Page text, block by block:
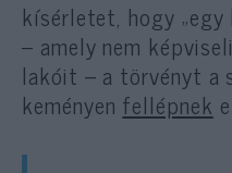
kísérletet, hogy
– amely nem
lakóit – a törvényt a
keményen fellépnek